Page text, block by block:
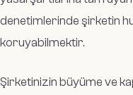
denetimlerinde şirketin
koruyabilmektir.
Şirketinizin büyüme ve